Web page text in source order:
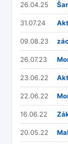
26.04.25
31.07.24
09.08.23
26.07.23
23.06.22
22.06.22
16.06.22
20.05.22